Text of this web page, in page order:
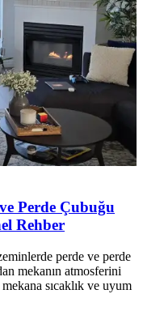
Perde Çubuğu
Rehber
perde ve perde
mekanın atmosferini
sıcaklık ve uyum